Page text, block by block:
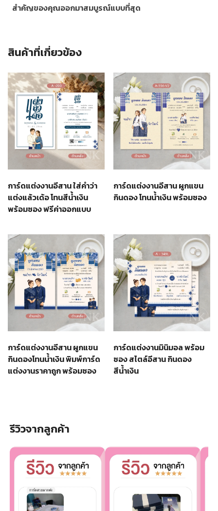
สำคัญของคุณออกมาสมบูรณ์แบบที่สุด
สินค้าที่เกี่ยวข้อง
การ์ดแต่งงานอีสาน ใส่คำว่า
แต่งแล้วเด้อ โทนสีน้ำเงิน
พร้อมซอง ฟรีค่าออกแบบ
การ์ดแต่งงานอีสาน ผูกแขน
กินดอง โทนน้ำเงิน พร้อมซอง
การ์ดแต่งงานอีสาน ผูกแขน
กินดองโทนน้ำเงิน พิมพ์การ์ด
แต่งงานราคาถูก พร้อมซอง
การ์ดแต่งงานมินิมอล พร้อม
ซอง สไตล์อีสาน กินดอง
สีน้ำเงิน
รีวิวจากลูกค้า